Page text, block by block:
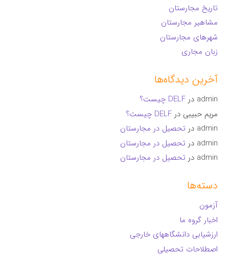
تاریخ مجارستان
مشاهیر مجارستان
شهرهای مجارستان
زبان مجاری
آخرین دیدگاه‌ها
admin درDELF چیست؟
مریم حبیبی درDELF چیست؟
admin در تحصیل در مجارستان
admin در تحصیل در مجارستان
admin در تحصیل در مجارستان
دسته‌ها
آزمون
اخبار گروه ما
ارزشیابی دانشگاههای خارجی
اصطلاحات تحصیلی